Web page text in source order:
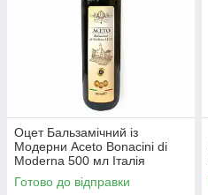
Оцет Бальзамічний із
Модерни Aceto Bonacini di
Moderna 500 мл Італія
Готово до відправки